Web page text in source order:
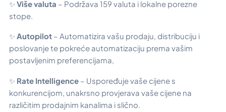
✨Više valuta – Podržava 159 valuta i lokalne porezne
stope.
✨Autopilot – Automatizira vašu prodaju, distribuciju i
poslovanje te pokreće automatizaciju prema vašim
postavljenim preferencijama,
✨ Rate Intelligence – Uspoređuje vaše cijene s
konkurencijom, unakrsno provjerava vaše cijene na
različitim prodajnim kanalima i slično.